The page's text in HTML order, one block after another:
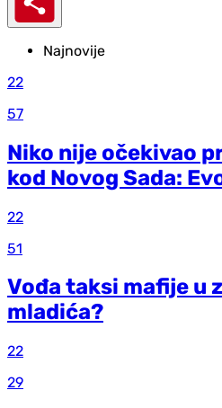
Najnovije
22
57
Niko nije očekivao
kod Novog Sada:
22
51
Vođa taksi mafije u
mladića?
22
29